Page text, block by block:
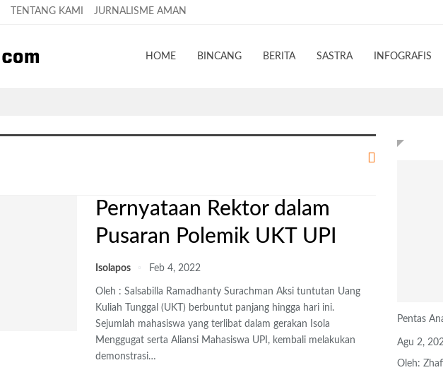
TENTANG KAMI JURNALISME AMAN
HOME BINCANG BERITA SASTRA INFOGRAFIS
Pernyataan Rektor dalam
Pusaran Polemik UKT UPI
Isolapos Feb 4, 2022
Oleh : Salsabilla Ramadhanty Surachman Aksi tuntutan Uang
Kuliah Tunggal (UKT) berbuntut panjang hingga hari ini.
Sejumlah mahasiswa yang terlibat dalam gerakan Isola
Menggugat serta Aliansi Mahasiswa UPI, kembali melakukan
demonstrasi…
Pentas
Agu 2,
Oleh: